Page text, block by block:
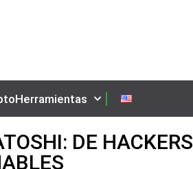
DE HACKERS